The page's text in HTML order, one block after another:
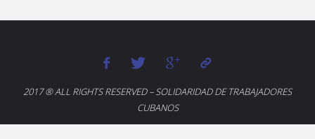
2017 ® ALL RIGHTS RESERVED – SOLIDARIDAD DE TRABAJADORES
CUBANOS